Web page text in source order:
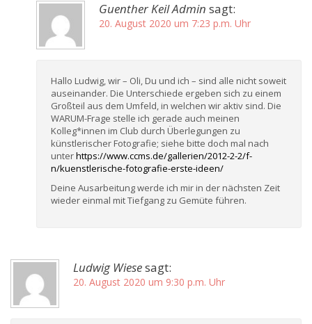
Guenther Keil Admin sagt:
20. August 2020 um 7:23 p.m. Uhr
Hallo Ludwig, wir – Oli, Du und ich – sind alle nicht soweit
auseinander. Die Unterschiede ergeben sich zu einem
Großteil aus dem Umfeld, in welchen wir aktiv sind. Die
WARUM-Frage stelle ich gerade auch meinen
Kolleg*innen im Club durch Überlegungen zu
künstlerischer Fotografie; siehe bitte doch mal nach
unterhttps://www.ccms.de/gallerien/2012-2-2/f-
n/kuenstlerische-fotografie-erste-ideen/
Deine Ausarbeitung werde ich mir in der nächsten Zeit
wieder einmal mit Tiefgang zu Gemüte führen.
Ludwig Wiesesagt:
20. August 2020 um 9:30 p.m. Uhr